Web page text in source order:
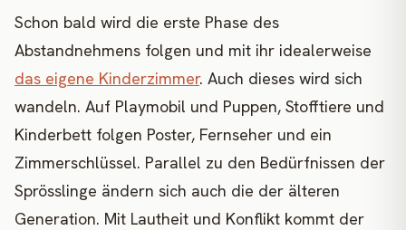
Schon bald wird die erste Phase des
Abstandnehmens folgen und mit ihr idealerweise
das eigene Kinderzimmer. Auch dieses wird sich
wandeln. Auf Playmobil und Puppen, Stofftiere und
Kinderbett folgen Poster, Fernseher und ein
Zimmerschlüssel. Parallel zu den Bedürfnissen der
Sprösslinge ändern sich auch die der älteren
Generation. Mit Lautheit und Konflikt kommt der